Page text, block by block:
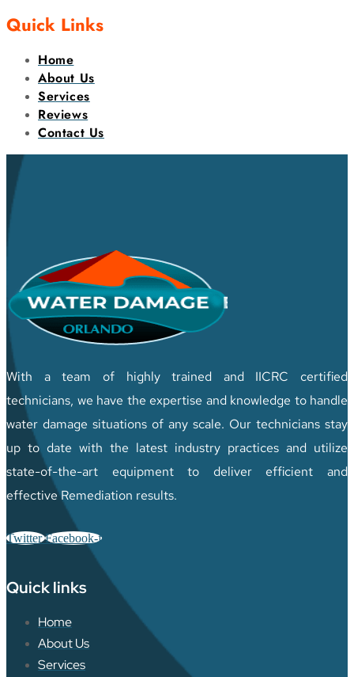
Quick Links
Home
About Us
Services
Reviews
Contact Us
With a team of highly trained and IICRC certified
technicians, we have the expertise and knowledge to handle
water damage situations of any scale. Our technicians stay
up to date with the latest industry practices and utilize
state-of-the-art equipment to deliver efficient and
effective Remediation results.
Twitter Facebook-f
Quick links
Home
About Us
Services